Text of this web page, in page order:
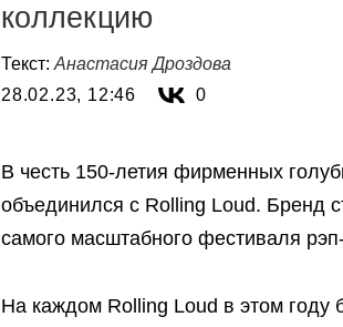
коллекцию
Текст: Анастасия Дроздова
28.02.23, 12:46
0
В честь 150-летия фирменных
объединился с Rolling Loud. Бренд
самого масштабного фестиваля
На каждом Rolling Loud в этом году